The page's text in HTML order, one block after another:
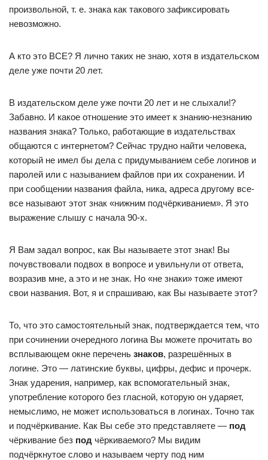
произвольной, т. е. знака как такового зафиксировать
невозможно.
А кто это ВСЕ? Я лично таких не знаю, хотя в издательском
деле уже почти 20 лет.
В издательском деле уже почти 20 лет и не слыхали!?
Забавно. И какое отношение это имеет к знанию-незнанию
названия знака? Только, работающие в издательствах
общаются с интернетом? Сейчас трудно найти человека,
который не имел бы дела с придумыванием себе логинов и
паролей или с называнием файлов при их сохранении. И
при сообщении названия файла, ника, адреса другому все-
все называют этот знак «нижним подчёркиванием». Я это
выражение слышу с начала 90-х.
Я Вам задал вопрос, как Вы называете этот знак! Вы
почувствовали подвох в вопросе и увильнули от ответа,
возразив мне, а это и не знак. Но «не знаки» тоже имеют
свои названия. Вот, я и спрашиваю, как Вы называете этот?
То, что это самостоятельный знак, подтверждается тем, что
при сочинении очередного логина Вы можете прочитать во
всплывающем окне перечень знаков, разрешённых в
логине. Это — латинские буквы, цифры, дефис и прочерк.
Знак ударения, например, как вспомогательный знак,
употребление которого без гласной, которую он ударяет,
немыслимо, не может использоваться в логинах. Точно так
и подчёркивание. Как Вы себе это представляете — под
чёркивание без под чёркиваемого? Мы видим
подчёркнутое слово и называем черту под ним